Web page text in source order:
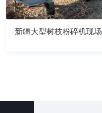
新疆大型树枝粉碎机现场